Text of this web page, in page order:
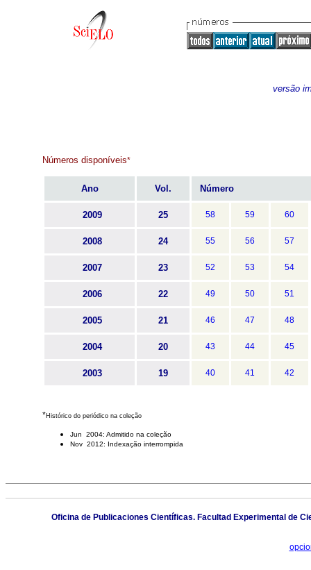
versão
Números disponíveis*
Ano Vol. Número
2009 25 58 59 60
2008 24 55 56 57
2007 23 52 53 54
2006 22 49 50 51
2005 21 46 47 48
2004 20 43 44 45
2003 19 40 41 42
*Histórico do periódico na coleção
Jun 2004: Admitido na coleção
Nov 2012: Indexação interrompida
Oficina de Publicaciones Científicas. Facultad Experimental de